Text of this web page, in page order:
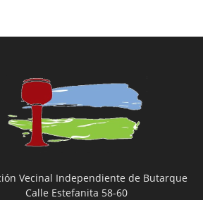
Vecinal Independiente de Butarque
Calle Estefanita 58-60